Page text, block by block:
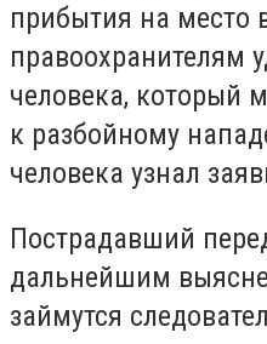
прибытия на место
правоохранителям
человека, который
к разбойному
человека узнал
Пострадавший
дальнейшим
займутся